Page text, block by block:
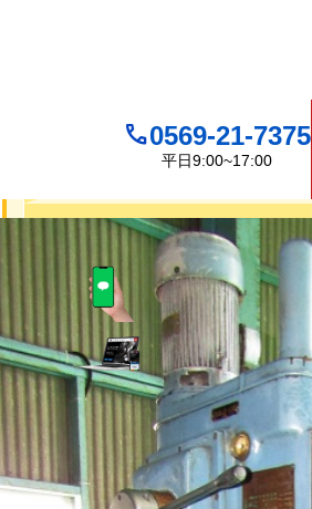
0569-21-7375
平日9:00~17:00
買取について
お見積り・査定は無料
LINEで査定 （友だち追加）
買取フォームで査定
お電話でも受け付けております
0569-21-7375
平日9:00~17:00